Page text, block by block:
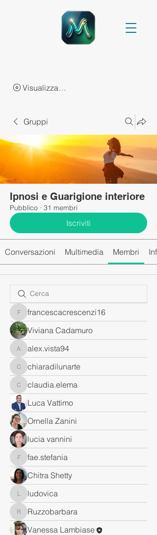
Visualizza punti
Gruppi
Ipnosi e Guarigione interiore
Pubblico · 31 membri
Iscriviti
Conversazioni Multimedia Membri Info
francescacrescenzi16
francescacrescenzi16
Viviana Cadamuro
alex.vista94
alex.vista94
chiaradilunarte
chiaradilunarte
claudia.elema
claudia.elema
Luca Vattimo
Ornella Zanini
lucia vannini
fae.stefania
fae.stefania
Chitra Shetty
ludovica
ludovica
Ruzzobarbara
Ruzzobarbara
Vanessa Lambiase